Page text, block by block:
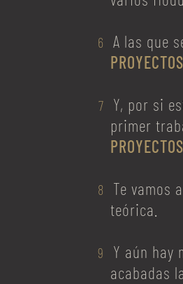
A las que
Y, por si
primer
Te vamos a
teórica.
Y aún hay
acabadas